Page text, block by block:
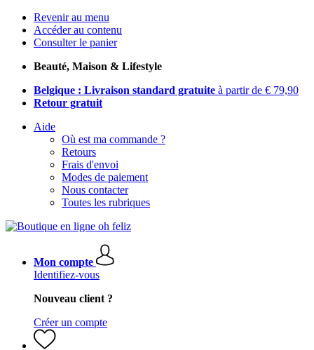
Revenir au menu
Accéder au contenu
Consulter le panier
Beauté, Maison & Lifestyle
Belgique : Livraison standard gratuite à partir de € 79,90
Retour gratuit
Aide
Où est ma commande ?
Retours
Frais d'envoi
Modes de paiement
Nous contacter
Toutes les rubriques
Mon compte
Identifiez-vous
Nouveau client ?
Créer un compte